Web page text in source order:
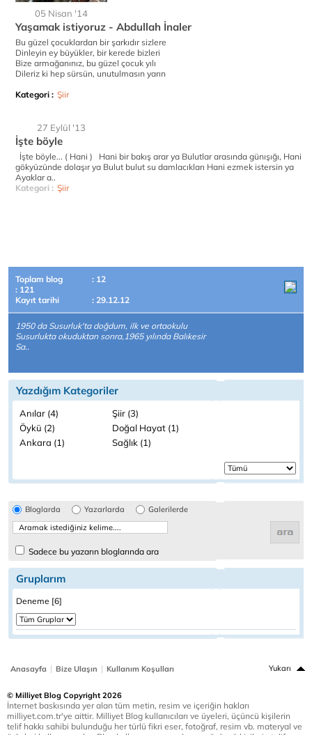
05 Nisan '14
Yaşamak istiyoruz - Abdullah İnaler
Bu güzel çocuklardan bir şarkıdır sizlere
Dinleyin ey büyükler, bir kerede bizleri
Bize armağanınız, bu güzel çocuk yılı
Dileriz ki hep sürsün, unutulmasın yarın
Kategori : Şiir
27 Eylül '13
İşte böyle
İşte böyle... ( Hani ) Hani bir bakış arar ya Bulutlar arasında günışığı, Hani
gökyüzünde dolaşır ya Bulut bulut su damlacıkları Hani ezmek istersin ya
Ayaklar a..
Kategori : Şiir
Toplam blog
: 12
: 121
Kayıt tarihi
: 29.12.12
1950 da Susurluk'ta doğdum, ilk ve ortaokulu
Susurlukta okuduktan sonra,1965 yılında Balıkesir
Sa..
Yazdığım Kategoriler
Anılar (4)
Şiir (3)
Öykü (2)
Doğal Hayat (1)
Ankara (1)
Sağlık (1)
Bloglarda Yazarlarda Galerilerde
Sadece bu yazarın bloglarında ara
Gruplarım
Deneme [6]
Anasayfa | Bize Ulaşın | Kullanım Koşulları Yukarı
© Milliyet Blog Copyright 2026
İnternet baskısında yer alan tüm metin, resim ve içeriğin hakları
milliyet.com.tr'ye aittir. Milliyet Blog kullanıcıları ve üyeleri, üçüncü kişilerin
telif hakkı sahibi bulunduğu her türlü fikri eser, fotoğraf, resim vb. materyal ve